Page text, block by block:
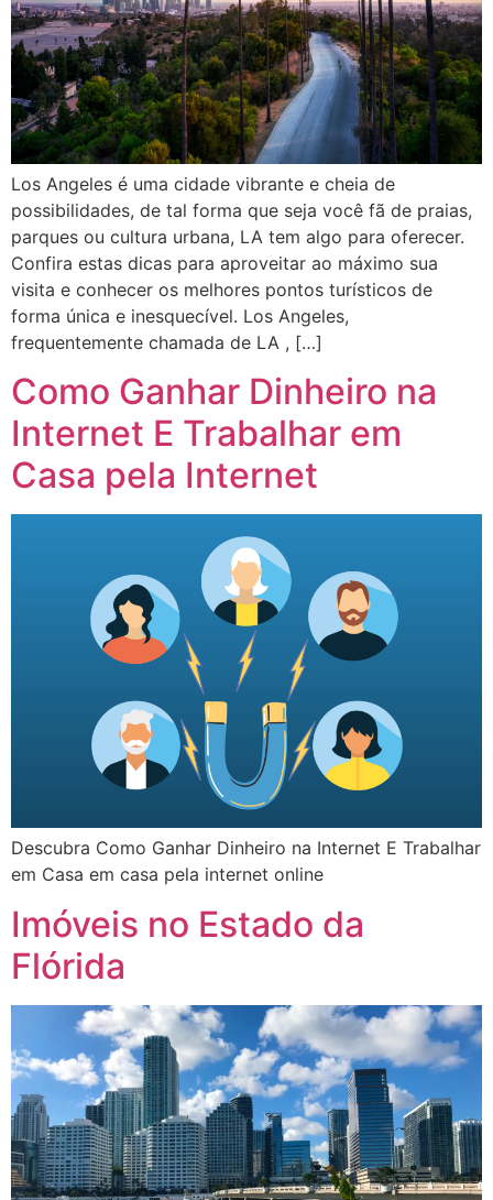
Los Angeles é uma cidade vibrante e cheia de
possibilidades, de tal forma que seja você fã de praias,
parques ou cultura urbana, LA tem algo para oferecer.
Confira estas dicas para aproveitar ao máximo sua
visita e conhecer os melhores pontos turísticos de
forma única e inesquecível. Los Angeles,
frequentemente chamada de LA , […]
Como Ganhar Dinheiro na
Internet E Trabalhar em
Casa pela Internet
Descubra Como Ganhar Dinheiro na Internet E Trabalhar
em Casa em casa pela internet online
Imóveis no Estado da
Flórida